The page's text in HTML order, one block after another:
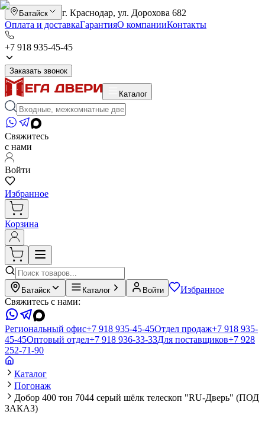
Батайск
г. Краснодар, ул. Дорохова 682
Оплата и доставкаГарантияО компанииКонтакты
+7 918 935-45-45
Заказать звонок
Каталог
Свяжитесь
с нами
Войти
Избранное
Корзина
Батайск Каталог Войти
Избранное
Свяжитесь с нами:
Региональный офис+7 918 935-45-45Отдел продаж+7 918 935-
45-45Оптовый отдел+7 918 936-33-33Для поставщиков+7 928
252-71-90
Каталог
Погонаж
Добор 400 тон 7044 серый шёлк телескоп "RU-Дверь" (ПОД
ЗАКАЗ)